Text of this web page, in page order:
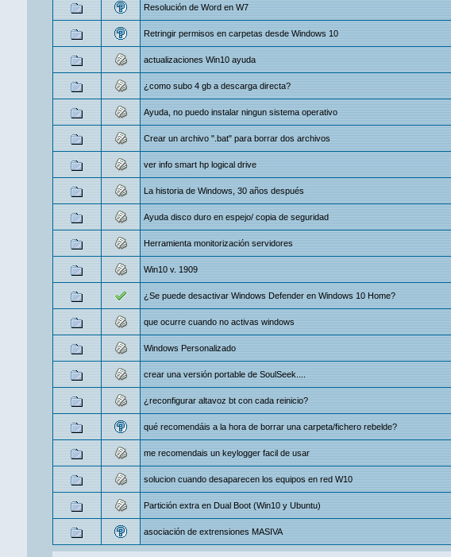
Resolución de Word en W7
Retringir permisos en carpetas desde Windows 10
actualizaciones Win10 ayuda
¿como subo 4 gb a descarga directa?
Ayuda, no puedo instalar ningun sistema operativo
Crear un archivo ".bat" para borrar dos archivos
ver info smart hp logical drive
La historia de Windows, 30 años después
Ayuda disco duro en espejo/ copia de seguridad
Herramienta monitorización servidores
Win10 v. 1909
¿Se puede desactivar Windows Defender en Windows 10 Home?
que ocurre cuando no activas windows
Windows Personalizado
crear una versión portable de SoulSeek....
¿reconfigurar altavoz bt con cada reinicio?
qué recomendáis a la hora de borrar una carpeta/fichero rebelde?
me recomendais un keylogger facil de usar
solucion cuando desaparecen los equipos en red W10
Partición extra en Dual Boot (Win10 y Ubuntu)
asociación de extrensiones MASIVA